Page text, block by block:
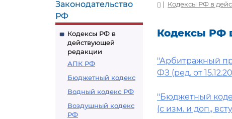
Законодательство
РФ
Кодексы РФ в
действующей
редакции
АПК РФ
Бюджетный кодекс
Водный кодекс РФ
Воздушный кодекс
РФ
| Кодексы РФ в
Кодексы РФ
"Арбитражный
ФЗ (ред. от
"Бюджетный
(с изм. и доп.,